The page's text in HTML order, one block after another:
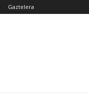
Gaztelera